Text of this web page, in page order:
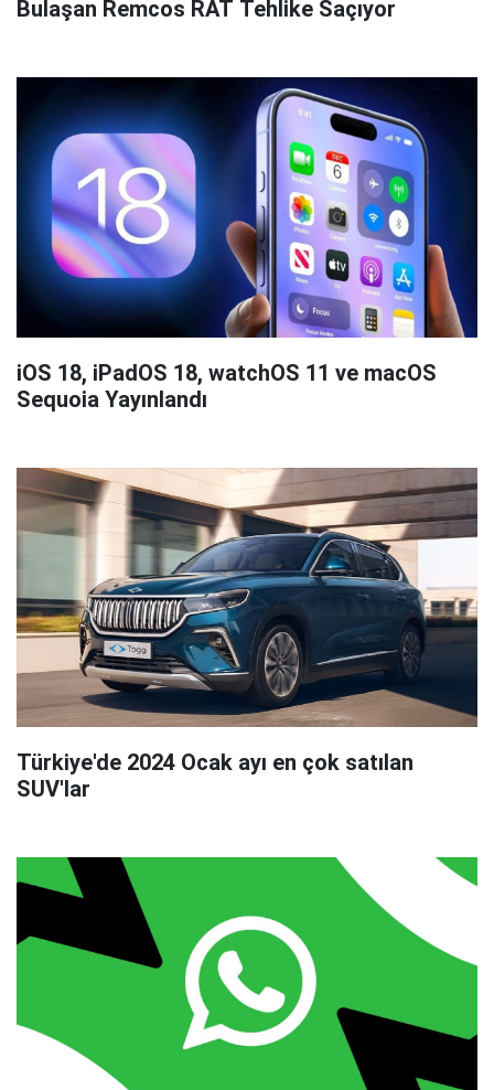
Bulaşan Remcos RAT Tehlike Saçıyor
iOS 18, iPadOS 18, watchOS 11 ve macOS
Sequoia Yayınlandı
Türkiye'de 2024 Ocak ayı en çok satılan
SUV'lar